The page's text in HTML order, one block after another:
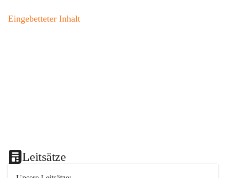
o
Eingebetteter Inhalt
Leitsätze